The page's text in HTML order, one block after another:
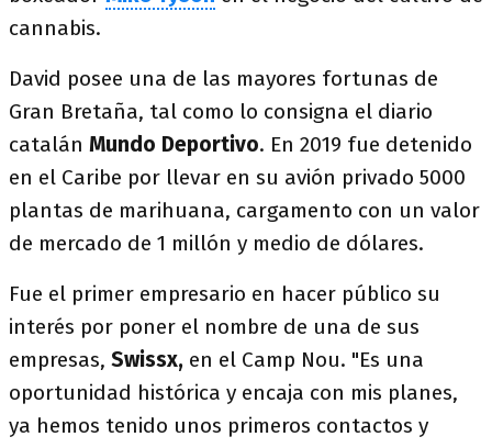
cannabis.
David posee una de las mayores fortunas de
Gran Bretaña, tal como lo consigna el diario
catalán Mundo Deportivo. En 2019 fue detenido
en el Caribe por llevar en su avión privado 5000
plantas de marihuana, cargamento con un valor
de mercado de 1 millón y medio de dólares.
Fue el primer empresario en hacer público su
interés por poner el nombre de una de sus
empresas, Swissx, en el Camp Nou. "Es una
oportunidad histórica y encaja con mis planes,
ya hemos tenido unos primeros contactos y